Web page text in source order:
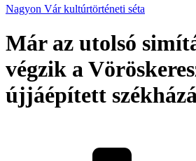
Nagyon Vár kultúrtörténeti séta
Már az utolsó
végzik a
újjáépített